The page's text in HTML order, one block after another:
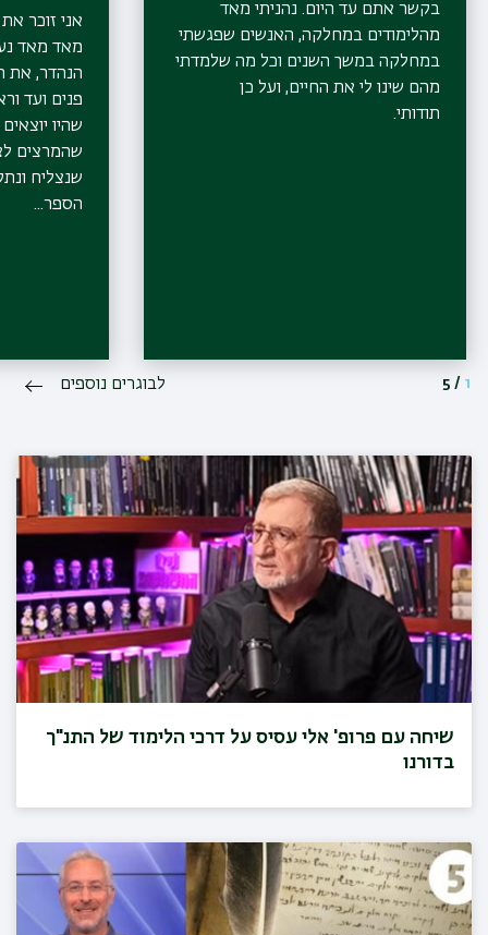
בקשר אתם עד היום. נהניתי מאד
מהלימודים במחלקה, האנשים שפגשתי
במחלקה במשך השנים וכל מה שלמדתי
מהם שינו לי את החיים, ועל כן
תודותי.
אני זוכר
מאד מאד
הנהדר, את
פנים ועד
שהיו
שהמרצים
שנצליח
הספר...
1
/
5 לבוגרים נוספים
שיחה עם פרופ' אלי עסיס על דרכי הלימוד של התנ"ך
בדורנו